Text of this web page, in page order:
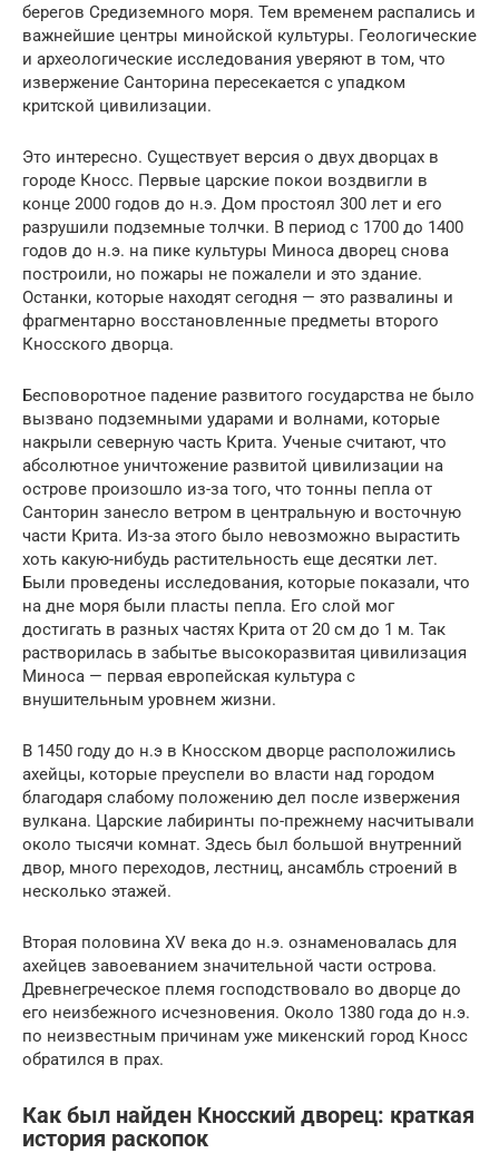
берегов Средиземного моря. Тем временем распались и
важнейшие центры минойской культуры. Геологические
и археологические исследования уверяют в том, что
извержение Санторина пересекается с упадком
критской цивилизации.
Это интересно. Существует версия о двух дворцах в
городе Кносс. Первые царские покои воздвигли в
конце 2000 годов до н.э. Дом простоял 300 лет и его
разрушили подземные толчки. В период с 1700 до 1400
годов до н.э. на пике культуры Миноса дворец снова
построили, но пожары не пожалели и это здание.
Останки, которые находят сегодня — это развалины и
фрагментарно восстановленные предметы второго
Кносского дворца.
Бесповоротное падение развитого государства не было
вызвано подземными ударами и волнами, которые
накрыли северную часть Крита. Ученые считают, что
абсолютное уничтожение развитой цивилизации на
острове произошло из-за того, что тонны пепла от
Санторин занесло ветром в центральную и восточную
части Крита. Из-за этого было невозможно вырастить
хоть какую-нибудь растительность еще десятки лет.
Были проведены исследования, которые показали, что
на дне моря были пласты пепла. Его слой мог
достигать в разных частях Крита от 20 см до 1 м. Так
растворилась в забытье высокоразвитая цивилизация
Миноса — первая европейская культура с
внушительным уровнем жизни.
В 1450 году до н.э в Кносском дворце расположились
ахейцы, которые преуспели во власти над городом
благодаря слабому положению дел после извержения
вулкана. Царские лабиринты по-прежнему насчитывали
около тысячи комнат. Здесь был большой внутренний
двор, много переходов, лестниц, ансамбль строений в
несколько этажей.
Вторая половина XV века до н.э. ознаменовалась для
ахейцев завоеванием значительной части острова.
Древнегреческое племя господствовало во дворце до
его неизбежного исчезновения. Около 1380 года до н.э.
по неизвестным причинам уже микенский город Кносс
обратился в прах.
Как был найден Кносский дворец: краткая
история раскопок